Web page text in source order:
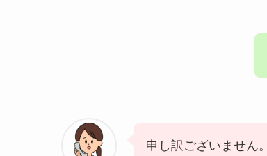
申し訳ございません。